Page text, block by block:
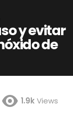
y evitar
de
1.9kViews